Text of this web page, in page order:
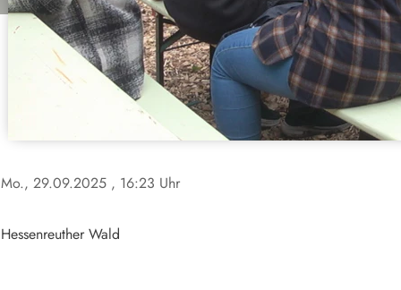
Mo., 29.09.2025 , 16:23 Uhr
Hessenreuther Wald